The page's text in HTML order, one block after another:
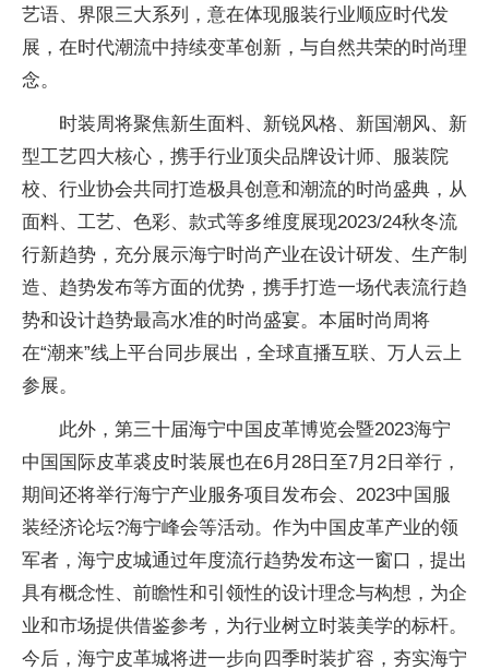
艺语、界限三大系列，意在体现服装行业顺应时代发
展，在时代潮流中持续变革创新，与自然共荣的时尚理
念。
时装周将聚焦新生面料、新锐风格、新国潮风、新
型工艺四大核心，携手行业顶尖品牌设计师、服装院
校、行业协会共同打造极具创意和潮流的时尚盛典，从
面料、工艺、色彩、款式等多维度展现2023/24秋冬流
行新趋势，充分展示海宁时尚产业在设计研发、生产制
造、趋势发布等方面的优势，携手打造一场代表流行趋
势和设计趋势最高水准的时尚盛宴。本届时尚周将
在“潮来”线上平台同步展出，全球直播互联、万人云上
参展。
此外，第三十届海宁中国皮革博览会暨2023海宁
中国国际皮革裘皮时装展也在6月28日至7月2日举行，
期间还将举行海宁产业服务项目发布会、2023中国服
装经济论坛?海宁峰会等活动。作为中国皮革产业的领
军者，海宁皮城通过年度流行趋势发布这一窗口，提出
具有概念性、前瞻性和引领性的设计理念与构想，为企
业和市场提供借鉴参考，为行业树立时装美学的标杆。
今后，海宁皮革城将进一步向四季时装扩容，夯实海宁